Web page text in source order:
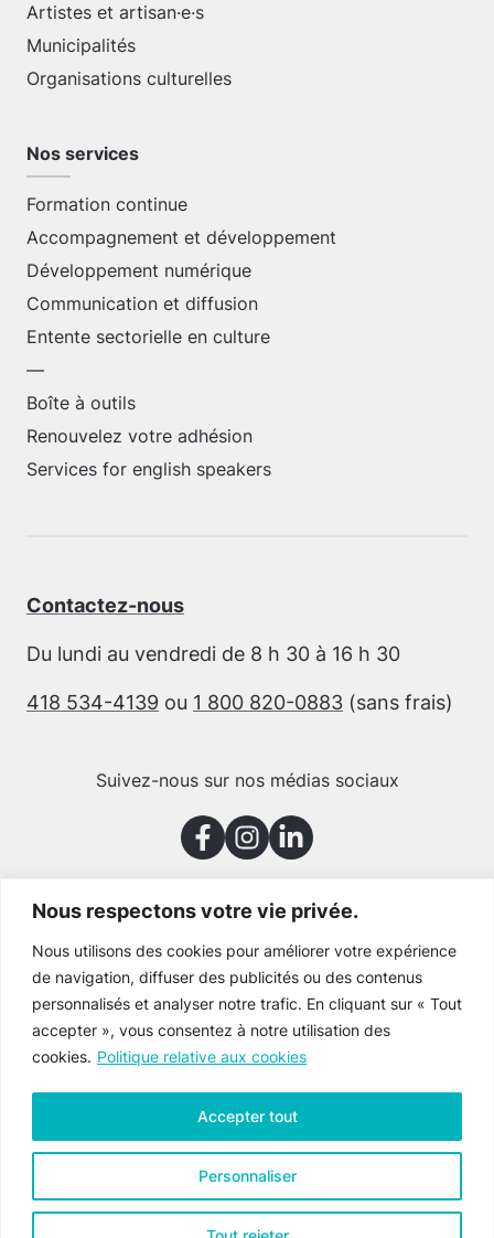
Nous respectons votre vie privée.
Nous utilisons des cookies pour améliorer votre expérience
de navigation, diffuser des publicités ou des contenus
personnalisés et analyser notre trafic. En cliquant sur « Tout
accepter », vous consentez à notre utilisation des
cookies. Politique relative aux cookies
Personnaliser
Accepter tout
Artistes et artisan·e·s
Municipalités
Organisations culturelles
Nos services
Formation continue
Accompagnement et développement
Développement numérique
Communication et diffusion
Entente sectorielle en culture
—
Boîte à outils
Renouvelez votre adhésion
Services for english speakers
Contactez-nous
Du lundi au vendredi de 8 h 30 à 16 h 30
418 534-4139 ou 1 800 820-0883 (sans frais)
Suivez-nous sur nos médias sociaux
Merci à nos partenaires